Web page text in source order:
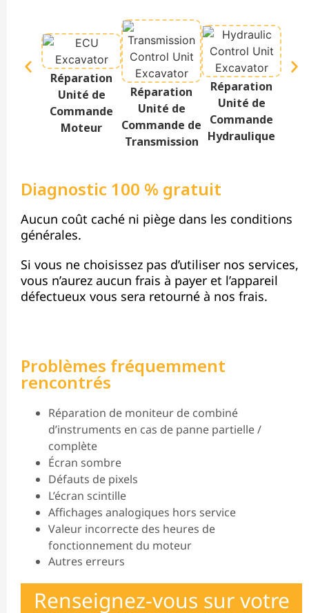
Réparation
Unité de
Commande
Moteur
Réparation
Unité de
Commande de
Transmission
Réparation
Unité de
Commande
Hydraulique
Diagnostic 100 % gratuit
Aucun coût caché ni piège dans les conditions
générales.
Si vous ne choisissez pas d’utiliser nos services,
vous n’aurez aucun frais à payer et l’appareil
défectueux vous sera retourné à nos frais.
Problèmes fréquemment
rencontrés
Réparation de moniteur de combiné
d’instruments en cas de panne partielle /
complète
Écran sombre
Défauts de pixels
L’écran scintille
Affichages analogiques hors service
Valeur incorrecte des heures de
fonctionnement du moteur
Autres erreurs
Renseignez-vous sur votre